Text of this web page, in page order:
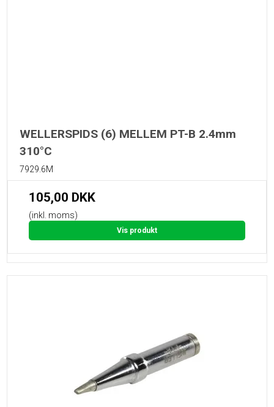
WELLERSPIDS (6) MELLEM PT-B 2.4mm
310°C
7929.6M
105,00 DKK
(inkl. moms)
Vis produkt